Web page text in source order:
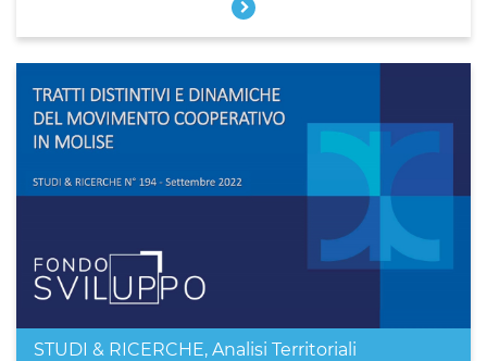
STUDI & RICERCHE, Analisi Territoriali